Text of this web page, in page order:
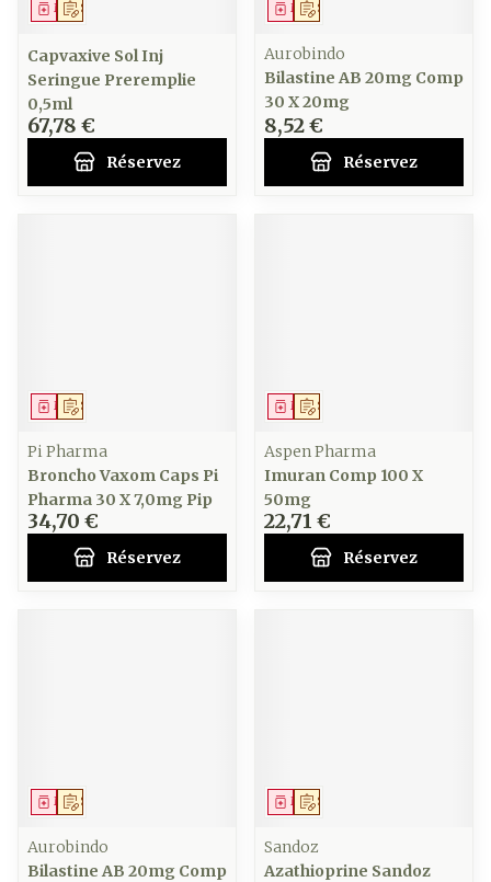
Sur prescription
Médicament
Capvaxive Sol Inj
Seringue Preremplie
0,5ml
67,78 €
Réservez
Sur prescription
Médicament
Aurobindo
Bilastine AB 20mg Comp
30 X 20mg
8,52 €
Réservez
Sur prescription
Médicament
Pi Pharma
Broncho Vaxom Caps Pi
Pharma 30 X 7,0mg Pip
34,70 €
Réservez
Sur prescription
Médicament
Aspen Pharma
Imuran Comp 100 X
50mg
22,71 €
Réservez
Sur prescription
Médicament
Aurobindo
Bilastine AB 20mg Comp
Sur prescription
Médicament
Sandoz
Azathioprine Sandoz